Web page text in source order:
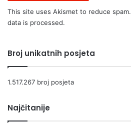
This site uses Akismet to reduce spam.
data is processed.
Broj unikatnih posjeta
1.517.267 broj posjeta
Najčitanije